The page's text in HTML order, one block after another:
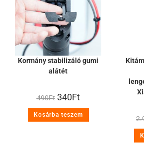
Kormány stabilizáló gumi
alátét
490Ft 340Ft
Kosárba teszem